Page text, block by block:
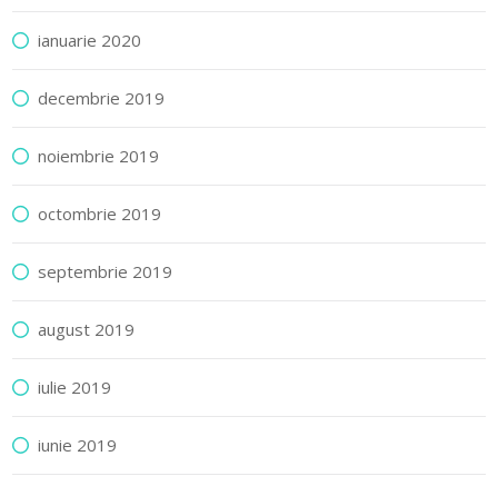
ianuarie 2020
decembrie 2019
noiembrie 2019
octombrie 2019
septembrie 2019
august 2019
iulie 2019
iunie 2019